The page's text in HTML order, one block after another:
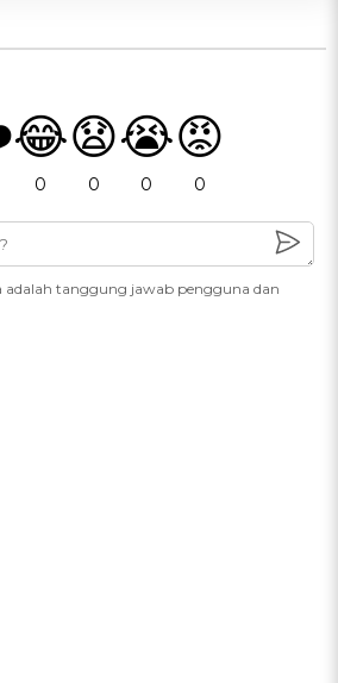
😂
0
😧
0
😭
0
😡
0
adalah tanggung jawab pengguna dan